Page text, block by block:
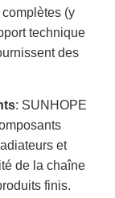
(y
technique
des
: SUNHOPE
et
de la chaîne
finis.